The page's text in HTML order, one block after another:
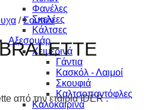
Φανέλες
Σκελέες
Κάλτσες
Αξεσουάρ
Χειμερινά
Γάντια
Κασκόλ - Λαιμοί
Σκουφιά
Καλτσοπαντόφλες
Καλοκαιρινά
/ Σουτιέν
από την εταιρία IDER .